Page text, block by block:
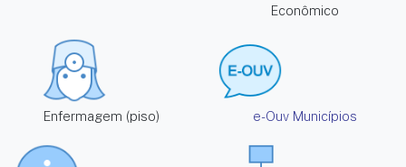
Econômico
Enfermagem (piso) e-Ouv Municípios